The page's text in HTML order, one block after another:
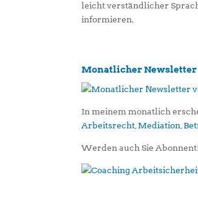
leicht verständlicher
informieren.
Monatlicher Newsletter
In meinem monatlich
Arbeitsrecht,Mediation,
Werden auch Sie